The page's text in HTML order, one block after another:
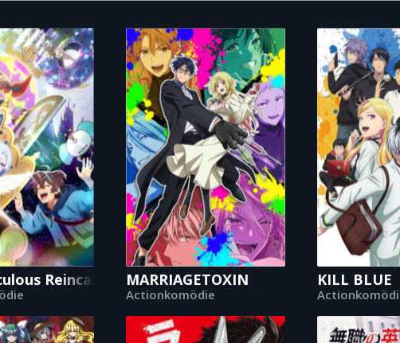
ReincarnationMARRIAGETOXIN
Actionkomödie
KILL BLUE